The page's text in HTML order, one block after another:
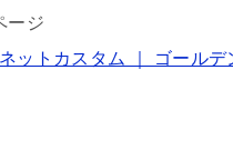
ージ
ットカスタム ｜ ゴールデ